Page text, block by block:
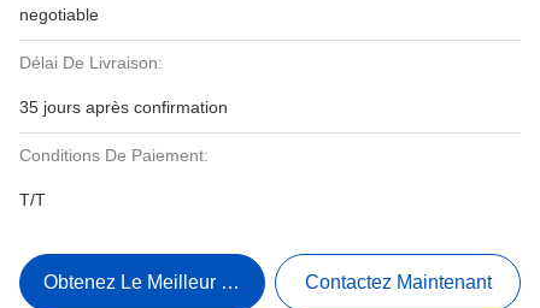
negotiable
Délai De Livraison:
35 jours après confirmation
Conditions De Paiement:
T/T
Obtenez Le Meilleur Prix Contactez Maintenant